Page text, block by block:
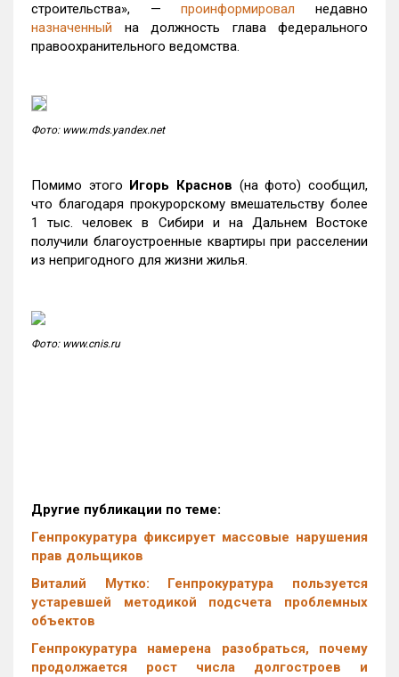
строительства», —проинформировал недавно
назначенный на должность глава федерального
правоохранительного ведомства.
Фото: www.mds.yandex.net
Помимо этого Игорь Краснов (на фото) сообщил,
что благодаря прокурорскому вмешательству более
1 тыс. человек в Сибири и на Дальнем Востоке
получили благоустроенные квартиры при расселении
из непригодного для жизни жилья.
Фото: www.cnis.ru
Другие публикации по теме:
Генпрокуратура фиксирует массовые нарушения
прав дольщиков
Виталий Мутко: Генпрокуратура пользуется
устаревшей методикой подсчета проблемных
объектов
Генпрокуратура намерена разобраться, почему
продолжается рост числа долгостроев и